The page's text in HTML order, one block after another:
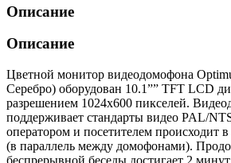
Описание
Описание
Цветной монитор видеодомофона
Серебро) оборудован 10.1”” TFT LCD
разрешением 1024x600 пикселей.
поддерживает стандарты видео PAL/
оператором и посетителем происходит
(в параллель между домофонами).
беспрерывной беседы достигает 2